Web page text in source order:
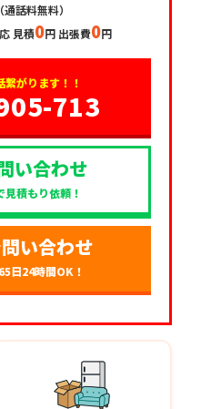
話料無料）
見積0円 出張費0円
繋がります！！
713
い合わせ
見積もり依頼！
い合わせ
日24時間OK！